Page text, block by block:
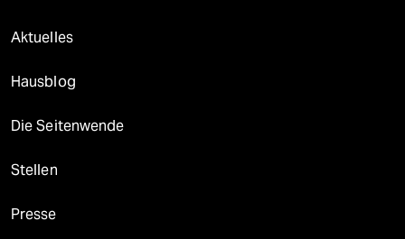
Aktuelles
Hausblog
Die Seitenwende
Stellen
Presse